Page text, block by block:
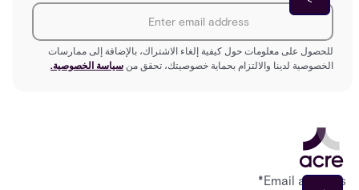
للحصول على معلومات حول كيفية إلغاء الاشتراك، بالإضافة إلى ممارسات
الخصوصية لدينا والالتزام بحماية خصوصيتك، تحقق من سياسة الخصوصية.
Email address
*